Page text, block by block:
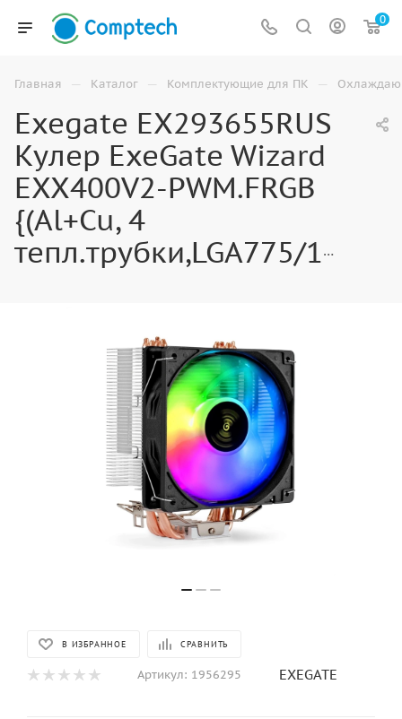
0
Главная — Каталог — Комплектующие для ПК —
Exegate EX293655RUS
Кулер ExeGate Wizard
EXX400V2-PWM.FRGB
{(Al+Cu, 4
тепл.трубки,LGA775/1150/1151/1155/1156/1200/1700/AM2/AM2+/AM3+/AM4/FM1/FM2/754/9
В ИЗБРАННОЕ СРАВНИТЬ
Артикул: 1956295 EXEGATE